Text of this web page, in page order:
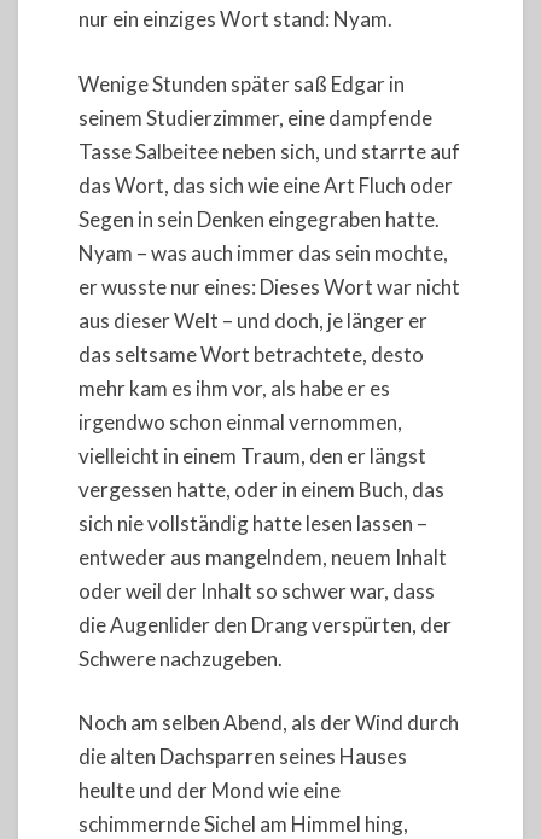
nur ein einziges Wort stand: Nyam.
Wenige Stunden später saß Edgar in
seinem Studierzimmer, eine dampfende
Tasse Salbeitee neben sich, und starrte auf
das Wort, das sich wie eine Art Fluch oder
Segen in sein Denken eingegraben hatte.
Nyam – was auch immer das sein mochte,
er wusste nur eines: Dieses Wort war nicht
aus dieser Welt – und doch, je länger er
das seltsame Wort betrachtete, desto
mehr kam es ihm vor, als habe er es
irgendwo schon einmal vernommen,
vielleicht in einem Traum, den er längst
vergessen hatte, oder in einem Buch, das
sich nie vollständig hatte lesen lassen –
entweder aus mangelndem, neuem Inhalt
oder weil der Inhalt so schwer war, dass
die Augenlider den Drang verspürten, der
Schwere nachzugeben.
Noch am selben Abend, als der Wind durch
die alten Dachsparren seines Hauses
heulte und der Mond wie eine
schimmernde Sichel am Himmel hing,